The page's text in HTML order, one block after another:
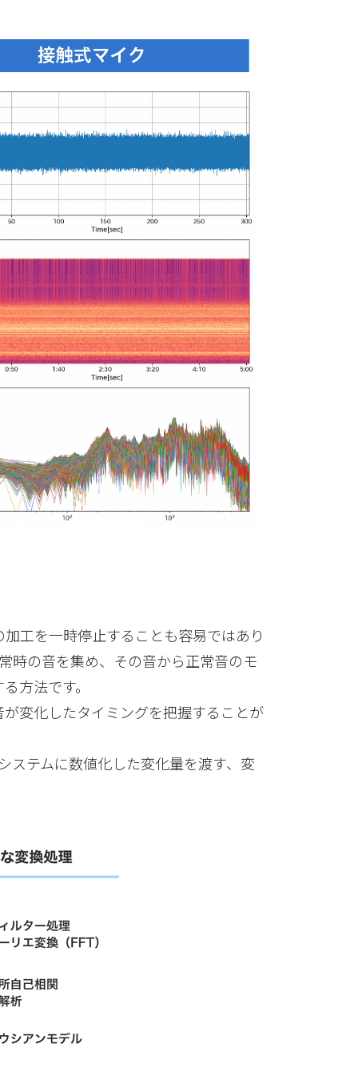
工を一時停止することも容易ではあり
時の音を集め、その音から正常音のモ
方法です。
変化したタイミングを把握することが
ステムに数値化した変化量を渡す、変